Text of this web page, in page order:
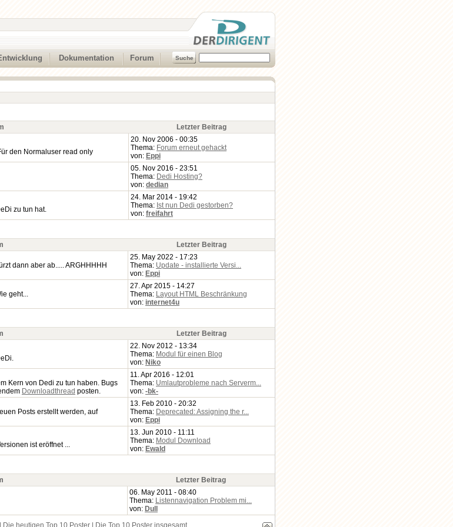
Dokumentation Forum
Letzter Beitrag
den Normaluser read only
20. Nov 2006 - 00:35
Thema: Forum erneut gehackt
von: Eppi
05. Nov 2016 - 23:51
Thema: Dedi Hosting?
von: dedian
zu tun hat.
24. Mar 2014 - 19:42
Thema: Ist nun Dedi gestorben?
von: freifahrt
Letzter Beitrag
dann aber ab..... ARGHHHHH
25. May 2022 - 17:23
Thema: Update - installierte Versi...
von: Eppi
geht...
27. Apr 2015 - 14:27
Thema: Layout HTML Beschränkung
von: internet4u
Letzter Beitrag
22. Nov 2012 - 13:34
Thema: Modul für einen Blog
von: Niko
Kern von Dedi zu tun haben. Bugs
Downloadthread posten.
11. Apr 2016 - 12:01
Thema: Umlautprobleme nach Serverm...
von: -bk-
Posts erstellt werden, auf
13. Feb 2010 - 20:32
Thema: Deprecated: Assigning the r...
von: Eppi
ist eröffnet ...
13. Jun 2010 - 11:11
Thema: Modul Download
von: Ewald
Letzter Beitrag
06. May 2011 - 08:40
Thema: Listennavigation Problem mi...
von: Dull
Die heutigen Top 10 Poster Die Top 10 Poster insgesamt